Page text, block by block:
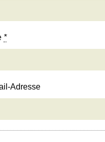
*
Adresse